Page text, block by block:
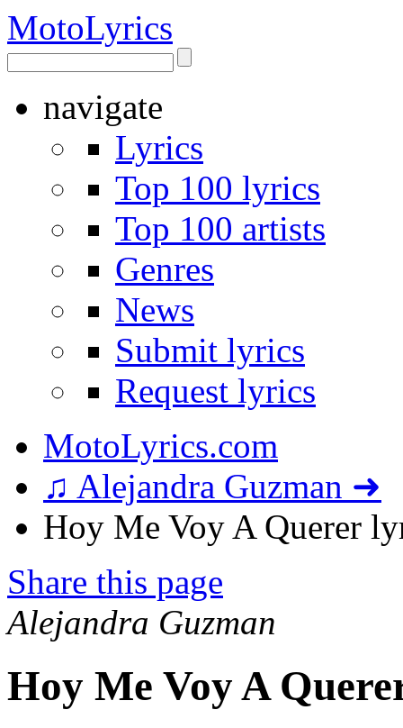
MotoLyrics
navigate
Lyrics
Top 100 lyrics
Top 100 artists
Genres
News
Submit lyrics
Request lyrics
MotoLyrics.com
♫ Alejandra Guzman ➜
Hoy Me Voy A Querer
Share this page
Alejandra Guzman
Hoy Me Voy A